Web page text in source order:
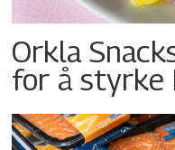
Orkla
for å styrke